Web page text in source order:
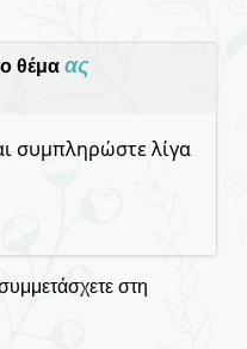
θέμα ας
συμπληρώστε λίγα
στη